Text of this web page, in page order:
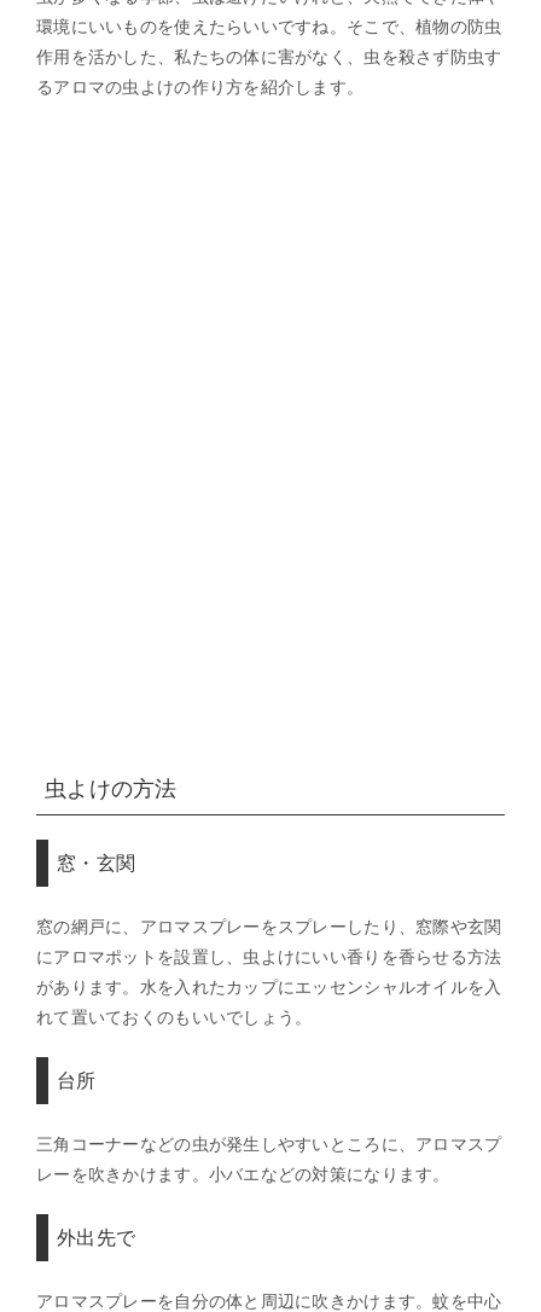
環境にいいものを使えたらいいですね。そこで、植物の防虫
作用を活かした、私たちの体に害がなく、虫を殺さず防虫す
るアロマの虫よけの作り方を紹介します。
虫よけの方法
窓・玄関
窓の網戸に、アロマスプレーをスプレーしたり、窓際や玄関
にアロマポットを設置し、虫よけにいい香りを香らせる方法
があります。水を入れたカップにエッセンシャルオイルを入
れて置いておくのもいいでしょう。
台所
三角コーナーなどの虫が発生しやすいところに、アロマスプ
レーを吹きかけます。小バエなどの対策になります。
外出先で
アロマスプレーを自分の体と周辺に吹きかけます。蚊を中心